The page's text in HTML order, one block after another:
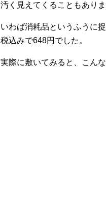
汚く見えてくることもありま
いわば消耗品というふうに
税込みで648円でした。
実際に敷いてみると、こんな